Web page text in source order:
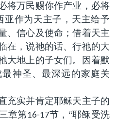
将万民赐你作产业，必将
亚作为天主子，天主给予
、信心及使命；借着天主
在，说祂的话、行祂的大
大地上的子女们。因着默
神圣、最深远的家庭关
充实并肯定耶稣天主子的
章第16-17节，“耶稣受洗